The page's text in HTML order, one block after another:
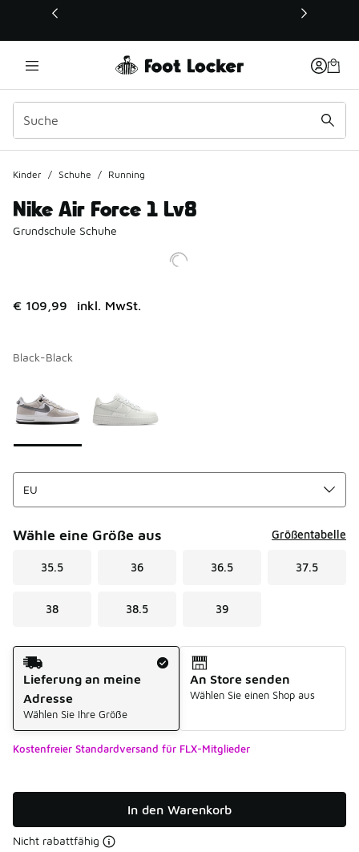
Dieser Link öffnet sich in einem neuen Fenster
Kinder / Schuhe / Running
Nike Air Force 1 Lv8
Grundschule Schuhe
€ 109,99 inkl. MwSt.
Black-Black
Wähle eine Größe aus Größentabelle
35.5 36 36.5 37.5
38 38.5 39
Versandart
Lieferung an meine
Adresse
Wählen Sie Ihre Größe
An Store senden
Wählen Sie einen Shop aus
Kostenfreier Standardversand für FLX-Mitglieder
In den Warenkorb
Nicht rabattfähig